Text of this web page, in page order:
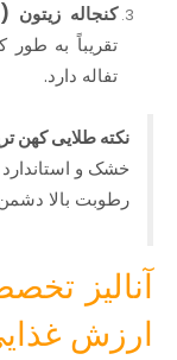
کنجاله زیتون (Solvent Extracted):
تقریباً به طور
تفاله دارد.
نکته طلایی کهن
خشک و
رطوبت بالا
آنالیز
ارزش